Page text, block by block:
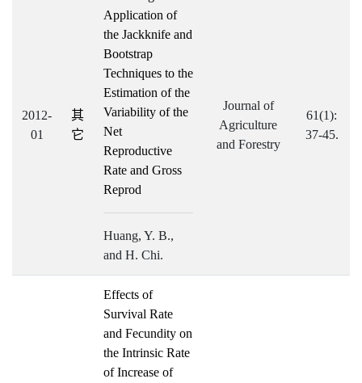
2012-
01
其
它
Application of
the Jackknife and
Bootstrap
Techniques to the
Estimation of the
Variability of the
Net
Reproductive
Rate and Gross
Reprod
Huang, Y. B.,
and H. Chi.
Journal of
Agriculture
and Forestry
61(1):
37-45.
Effects of
Survival Rate
and Fecundity on
the Intrinsic Rate
of Increase of